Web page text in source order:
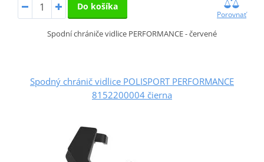
Do košíka
Porovnať
Spodní chrániče vidlice PERFORMANCE - červené
Spodný chránič vidlice POLISPORT PERFORMANCE
8152200004 čierna